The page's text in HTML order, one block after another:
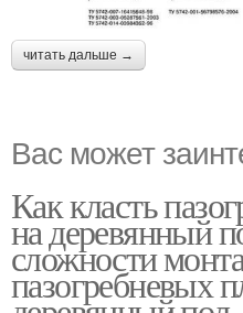
читать дальше →
Вас может
Как класть
на деревянный
сложности
пазогребневых